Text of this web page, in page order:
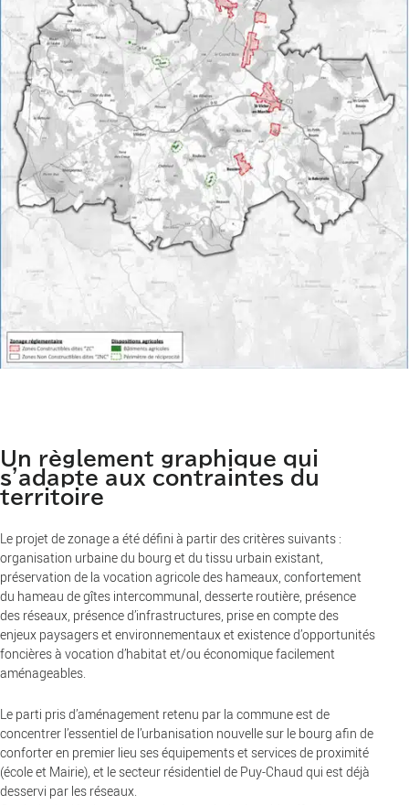
Un règlement graphique qui
s'adapte aux contraintes du
territoire
Le projet de zonage a été défini à partir des critères suivants :
organisation urbaine du bourg et du tissu urbain existant,
préservation de la vocation agricole des hameaux, confortement
du hameau de gîtes intercommunal, desserte routière, présence
des réseaux, présence d’infrastructures, prise en compte des
enjeux paysagers et environnementaux et existence d’opportunités
foncières à vocation d’habitat et/ou économique facilement
aménageables.
Le parti pris d’aménagement retenu par la commune est de
concentrer l’essentiel de l’urbanisation nouvelle sur le bourg afin de
conforter en premier lieu ses équipements et services de proximité
(école et Mairie), et le secteur résidentiel de Puy-Chaud qui est déjà
desservi par les réseaux.